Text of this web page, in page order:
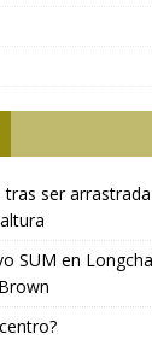
ser
SUM en